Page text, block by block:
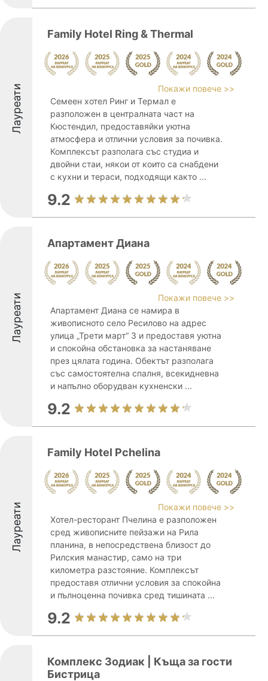
Лауреати
Family Hotel Ring & Thermal
Покажи повече >>
Семеен хотел Ринг и Термал е
разположен в централната част на
Кюстендил, предоставяйки уютна
атмосфера и отлични условия за почивка.
Комплексът разполага със студиа и
двойни стаи, някои от които са снабдени
с кухни и тераси, подходящи както ...
9.2
Лауреати
Апартамент Диана
Покажи повече >>
Апартамент Диана се намира в
живописното село Ресилово на адрес
улица „Трети март“ 3 и предоставя уютна
и спокойна обстановка за настаняване
през цялата година. Обектът разполага
със самостоятелна спалня, всекидневна
и напълно оборудван кухненски ...
9.2
Лауреати
Family Hotel Pchelina
Покажи повече >>
Хотел-ресторант Пчелина е разположен
сред живописните пейзажи на Рила
планина, в непосредствена близост до
Рилския манастир, само на три
километра разстояние. Комплексът
предоставя отлични условия за спокойна
и пълноценна почивка сред тишината ...
9.2
Комплекс Зодиак | Къща за гости
Бистрица